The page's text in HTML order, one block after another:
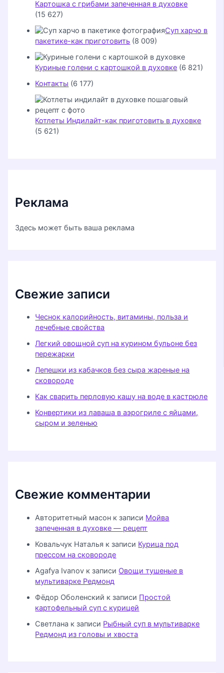
Картошка с грибами запеченная в духовке
(15 627)
Суп харчо в
пакетике-как приготовить (8 009)
Куриные голени с картошкой в духовке (6 821)
Контакты (6 177)
Котлеты Индилайт-как приготовить в духовке
(5 621)
Реклама
Здесь может быть ваша реклама
Свежие записи
Чеснок калорийность, витамины, польза и
лечебные свойства
Легкий овощной суп на курином бульоне без
пережарки
Лепешки из кабачков без сыра жареные на
сковороде
Как сварить перловую кашу на воде в кастрюле
Конвертики из лаваша в аэрогриле с яйцами,
сыром и зеленью
Свежие комментарии
Авторитетный масон к записи Мойва
запеченная в духовке — рецепт
Ковальчук Наталья к записи Курица под
прессом на сковороде
Agafya Ivanov к записи Овощи тушеные в
мультиварке Редмонд
Фёдор Оболенский к записи Простой
картофельный суп с курицей
Светлана к записи Рыбный суп в мультиварке
Редмонд из головы и хвоста